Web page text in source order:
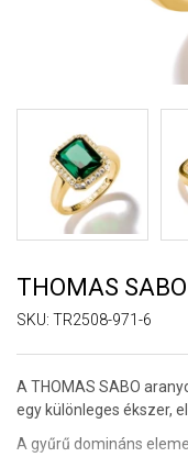
THOMAS
SKU: TR2508-971-6
A THOMAS SABO
egy különleges ékszer,
A gyűrű domináns